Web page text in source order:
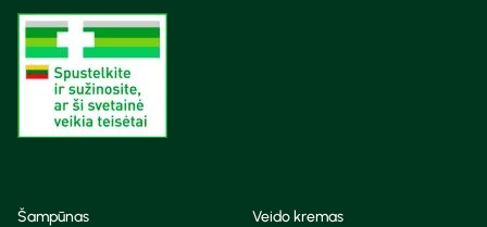
Šampūnas
Veido kremas